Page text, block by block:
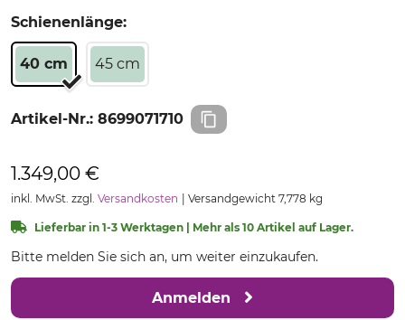
Schienenlänge:
40 cm 45 cm
Artikel-Nr.: 8699071710
1.349,00 €
inkl. MwSt. zzgl. Versandkosten Versandgewicht 7,778 kg
Lieferbar in 1-3 Werktagen | Mehr als 10 Artikel auf Lager.
Bitte melden Sie sich an, um weiter einzukaufen.
Anmelden